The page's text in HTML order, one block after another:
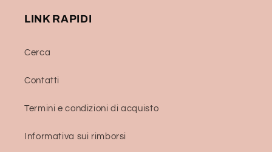
LINK RAPIDI
Cerca
Contatti
Termini e condizioni di acquisto
Informativa sui rimborsi